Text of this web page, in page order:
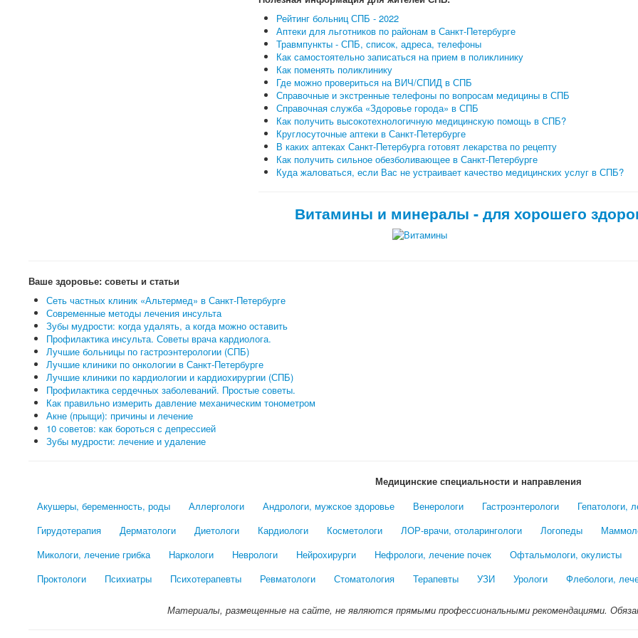
Рейтинг больниц СПБ - 2022
Аптеки для льготников по районам в Санкт-Петербурге
Травмпункты - СПБ, список, адреса, телефоны
Как самостоятельно записаться на прием в поликлинику
Как поменять поликлинику
Где можно провериться на ВИЧ/СПИД в СПБ
Справочные и экстренные телефоны по вопросам медицины в СПБ
Справочная служба «Здоровье города» в СПБ
Как получить высокотехнологичную медицинскую помощь в СПБ?
Круглосуточные аптеки в Санкт-Петербурге
В каких аптеках Санкт-Петербурга готовят лекарства по рецепту
Как получить сильное обезболивающее в Санкт-Петербурге
Куда жаловаться, если Вас не устраивает качество медицинских услуг в СПБ?
Витамины и минералы - для хорошего
Ваше здоровье: советы и статьи
Сеть частных клиник «Альтермед» в Санкт-Петербурге
Современные методы лечения инсульта
Зубы мудрости: когда удалять, а когда можно оставить
Профилактика инсульта. Советы врача кардиолога.
Лучшие больницы по гастроэнтерологии (СПБ)
Лучшие клиники по онкологии в Санкт-Петербурге
Лучшие клиники по кардиологии и кардиохирургии (СПБ)
Профилактика сердечных заболеваний. Простые советы.
Как правильно измерить давление механическим тонометром
Акне (прыщи): причины и лечение
10 советов: как бороться с депрессией
Зубы мудрости: лечение и удаление
Медицинские специальности и направления
Акушеры, беременность, роды
Аллергологи Андрологи, мужское здоровье Венерологи Гастроэнтерологи
Гепатологи,
Гирудотерапия
Дерматологи Диетологи Кардиологи Косметологи ЛОР-врачи, отоларингологи Логопеды
Микологи, лечение грибка
Наркологи Неврологи Нейрохирурги Нефрологи, лечение почек
Офтальмологи, окулисты
Проктологи
Психиатры Психотерапевты Ревматологи Стоматология Терапевты УЗИ Урологи Флебологи,
Материалы, размещенные на сайте, не являются прямыми профессиональными рекомендациями.